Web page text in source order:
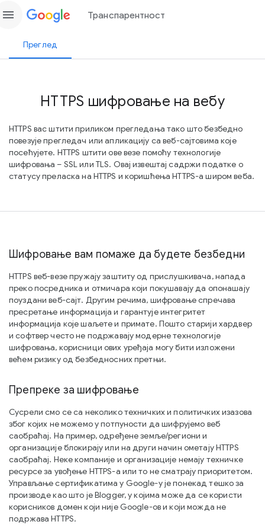
menu Транспарентност
Преглед
HTTPS шифровање на вебу
HTTPS вас штити приликом прегледања тако што безбедно
повезује прегледач или апликацију са веб-сајтовима које
посећујете. HTTPS штити ове везе помоћу технологије
шифровања – SSL или TLS. Овај извештај садржи податке о
статусу преласка на HTTPS и коришћења HTTPS-а широм веба.
Шифровање вам помаже да будете безбедни
HTTPS веб-везе пружају заштиту од прислушкивача, напада
преко посредника и отмичара који покушавају да опонашају
поуздани веб-сајт. Другим речима, шифровање спречава
пресретање информација и гарантује интегритет
информација које шаљете и примате. Пошто старији хардвер
и софтвер често не подржавају модерне технологије
шифровања, корисници ових уређаја могу бити изложени
већем ризику од безбедносних претњи.
Препреке за шифровање
Сусрели смо се са неколико техничких и политичких изазова
због којих не можемо у потпуности да шифрујемо веб
саобраћај. На пример, одређене земље/региони и
организације блокирају или на други начин ометају HTTPS
саобраћај. Неке компаније и организације немају техничке
ресурсе за увођење HTTPS-а или то не сматрају приоритетом.
Управљање сертификатима у Google-у је понекад тешко за
производе као што је Blogger, у којима може да се користи
корисников домен који није Google-ов и који можда не
подржава HTTPS.